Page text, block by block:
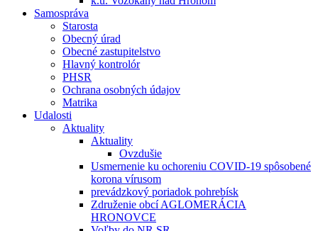
Samospráva
Starosta
Obecný úrad
Obecné zastupitelstvo
Hlavný kontrolór
PHSR
Ochrana osobných údajov
Matrika
Udalosti
Aktuality
Aktuality
Ovzdušie
Usmernenie ku ochoreniu COVID-19 spôsobené
korona vírusom
prevádzkový poriadok pohrebísk
Združenie obcí AGLOMERÁCIA
HRONOVCE